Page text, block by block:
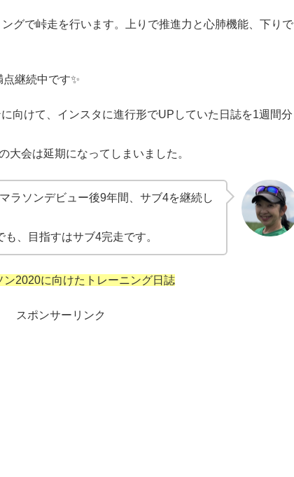
グで峠走を行います。上りで推進力と心肺機能、下りで
継続中です✨
向けて、インスタに進行形でUPしていた日誌を1週間分
大会は延期になってしまいました。
ラソンデビュー後9年間、サブ4を継続し
、目指すはサブ4完走です。
2020に向けたトレーニング日誌
スポンサーリンク